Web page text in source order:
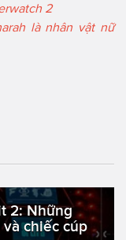
2
là nhân vật nữ
2: Những
chiếc cúp